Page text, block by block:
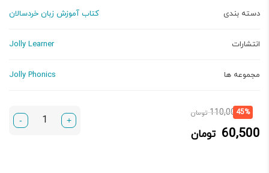
دسته بندی کتاب آموزش زبان خردسالان
انتشارات Jolly Learner
مجموعه ها Jolly Phonics
45%
110,000 تومانقیمت
60,500 تومان
قیمت
60,500 تومان.
+
-